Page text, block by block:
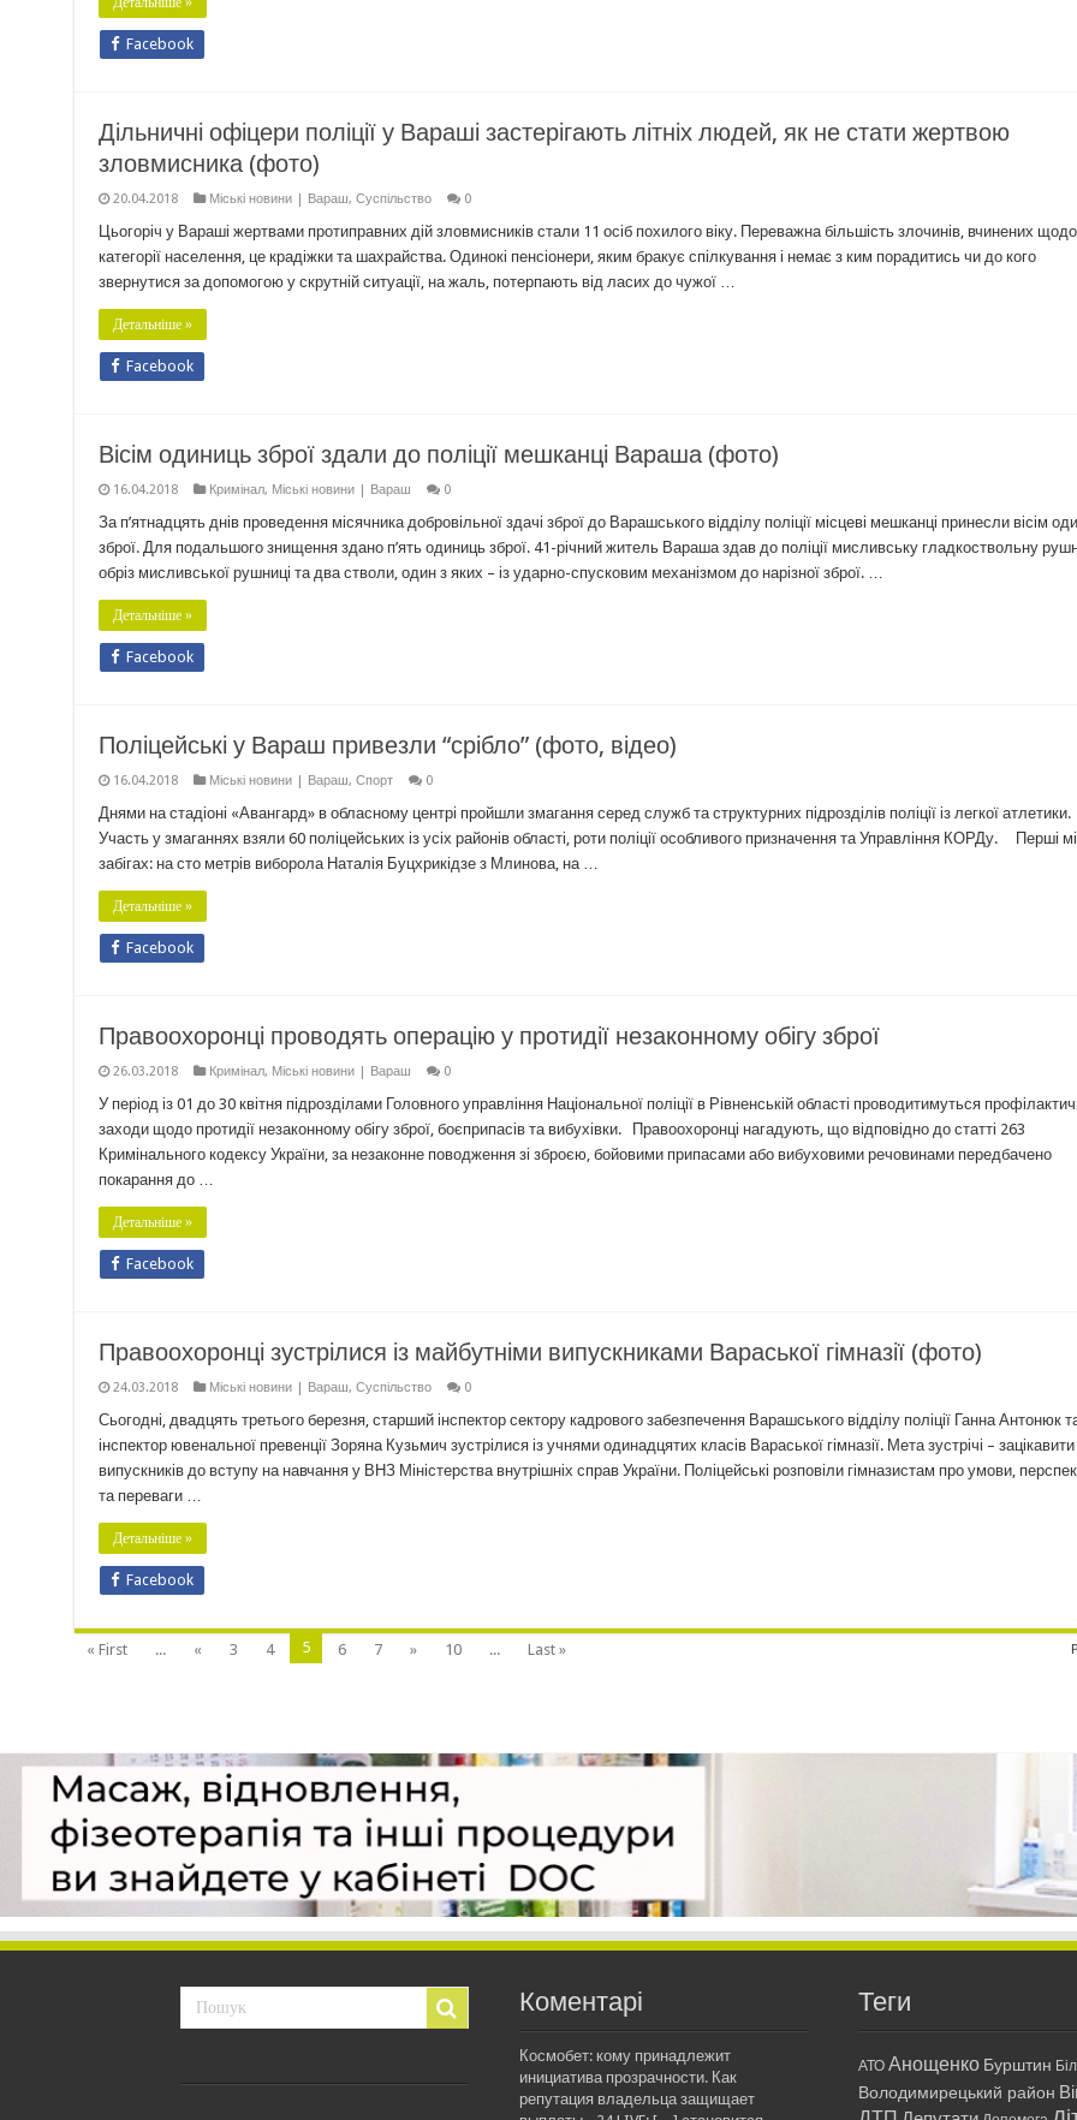
Facebook
Дільничні офіцери поліції у Вараші застерігають літніх людей, як не стати жертвою
зловмисника (фото)
20.04.2018 Міські новини | Вараш, Суспільство 0
Цьогоріч у Вараші жертвами протиправних дій зловмисників стали 11 осіб похилого віку. Переважна більшість злочинів, вчинених щодо
категорії населення, це крадіжки та шахрайства. Одинокі пенсіонери, яким бракує спілкування і немає з ким порадитись чи до кого
звернутися за допомогою у скрутній ситуації, на жаль, потерпають від ласих до чужої …
Детальніше »
Facebook
Вісім одиниць зброї здали до поліції мешканці Вараша (фото)
16.04.2018 Кримінал, Міські новини | Вараш 0
За п’ятнадцять днів проведення місячника добровільної здачі зброї до Варашського відділу поліції місцеві мешканці принесли вісім
зброї. Для подальшого знищення здано п’ять одиниць зброї. 41-річний житель Вараша здав до поліції мисливську гладкоствольну
обріз мисливської рушниці та два стволи, один з яких – із ударно-спусковим механізмом до нарізної зброї. …
Детальніше »
Facebook
Поліцейські у Вараш привезли “срібло” (фото, відео)
16.04.2018 Міські новини | Вараш, Спорт 0
Днями на стадіоні «Авангард» в обласному центрі пройшли змагання серед служб та структурних підрозділів поліції із легкої атлетики.
Участь у змаганнях взяли 60 поліцейських із усіх районів області, роти поліції особливого призначення та Управління КОРДу. Перші
забігах: на сто метрів виборола Наталія Буцхрикідзе з Млинова, на …
Детальніше »
Facebook
Правоохоронці проводять операцію у протидії незаконному обігу зброї
26.03.2018 Кримінал, Міські новини | Вараш 0
У період із 01 до 30 квітня підрозділами Головного управління Національної поліції в Рівненській області проводитимуться
заходи щодо протидії незаконному обігу зброї, боєприпасів та вибухівки. Правоохоронці нагадують, що відповідно до статті 263
Кримінального кодексу України, за незаконне поводження зі зброєю, бойовими припасами або вибуховими речовинами передбачено
покарання до …
Детальніше »
Facebook
Правоохоронці зустрілися із майбутніми випускниками Вараської гімназії (фото)
24.03.2018 Міські новини | Вараш, Суспільство 0
Сьогодні, двадцять третього березня, старший інспектор сектору кадрового забезпечення Варашського відділу поліції Ганна Антонюк
інспектор ювенальної превенції Зоряна Кузьмич зустрілися із учнями одинадцятих класів Вараської гімназії. Мета зустрічі – зацікавити
випускників до вступу на навчання у ВНЗ Міністерства внутрішніх справ України. Поліцейські розповіли гімназистам про умови,
та переваги …
Детальніше »
Facebook
« First ... « 3 4 5 6 7 » 10 ... Last »
Коментарі
Космобет: кому принадлежит
инициатива прозрачности. Как
репутация владельца защищает
Теги
АТО Анощенко Бурштин
Володимирецький район